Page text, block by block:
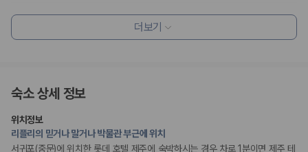
2000만 고객이 선택한 렌트카 가격비교 플랫폼
누적 이용 고객수
20,871,562
사용자 리뷰
175,206건
예약 가능 차량
편의시설
엘리베이터
테라스
ATM/은행업무
PC코너
정원
더보기
숙소 상세 정보
위치정보
리플리의 믿거나 말거나 박물관 부근에 위치
서귀포(중문)에 위치한 롯데 호텔 제주에 숙박하시는 경우 차로 1분이면 제주 테